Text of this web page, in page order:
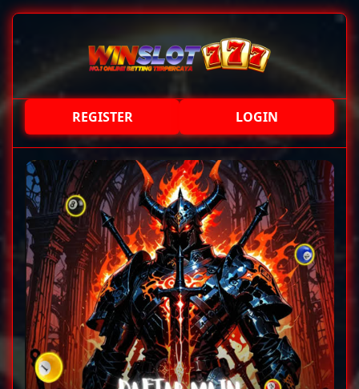
REGISTER LOGIN